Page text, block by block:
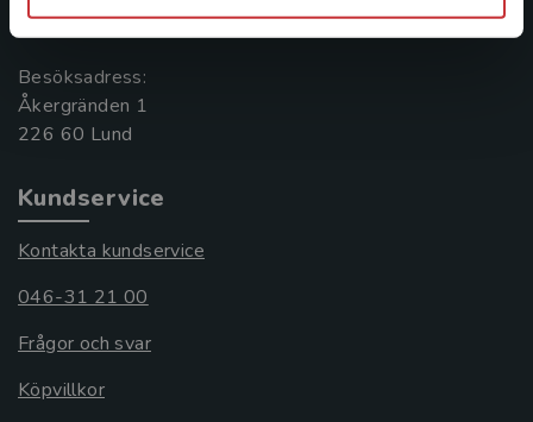
221 00 Lund
Besöksadress:
Åkergränden 1
Kundservice
Kontakta kundservice
046-31 21 00
Frågor och svar
Köpvillkor